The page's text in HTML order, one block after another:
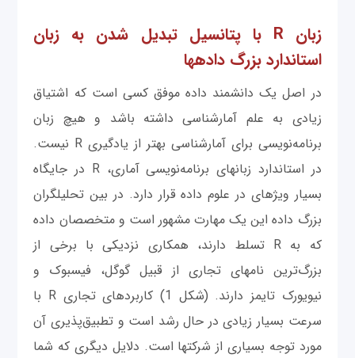
زبان R با پتانسیل تبدیل شدن به زبان
استاندارد بزرگ داده‎ها
در اصل یک دانشمند داده موفق کسی است که اشتیاق
زیادی به علم آمارشناسی داشته باشد و هیچ زبان
برنامه‌نویسی برای آمارشناسی بهتر از یادگیری R نیست.
در استاندارد زبان‎های برنامه‌نویسی آماری، R در جایگاه
بسیار ویژه‎ای در علوم داده قرار دارد. در بین تحلیلگران
بزرگ داده این یک مهارت مشهور است و متخصصان داده
که به R تسلط دارند، همکاری نزدیکی با برخی از
بزرگ‌ترین نام‎های تجاری از قبیل گوگل، فیسبوک و
نیویورک تایمز دارند. (شکل 1) کاربردهای تجاری R با
سرعت بسیار زیادی در حال رشد است و تطبیق‌پذیری آن
مورد توجه بسیاری از شرکت‎ها است. دلایل دیگری که شما